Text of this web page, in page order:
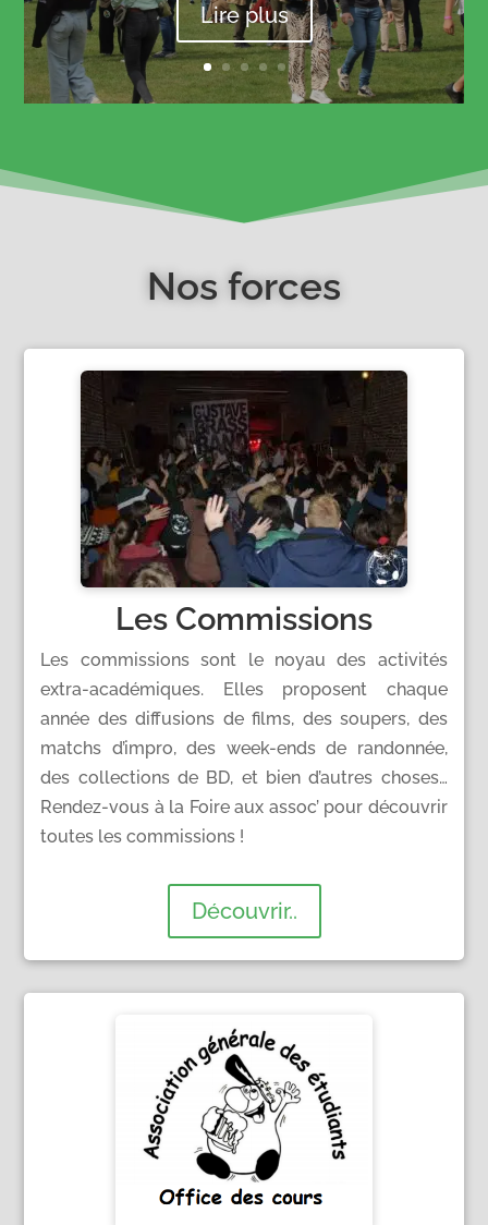
Lire plus
Nos forces
Les Commissions
Les commissions sont le noyau des activités
extra-académiques. Elles proposent chaque
année des diffusions de films, des soupers, des
matchs d’impro, des week-ends de randonnée,
des collections de BD, et bien d’autres choses…
Rendez-vous à la Foire aux assoc’ pour découvrir
toutes les commissions !
Découvrir..